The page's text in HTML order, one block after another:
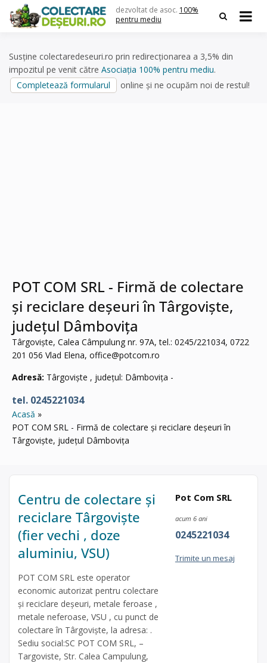
content
dezvoltat de asoc. 100%
pentru mediu
Susține colectaredeseuri.ro prin redirecționarea a 3,5% din
impozitul pe venit către Asociația 100% pentru mediu.
Completează formularul
online și ne ocupăm noi de restul!
POT COM SRL - Firmă de colectare
și reciclare deșeuri în Târgoviște,
județul Dâmbovița
Târgoviște, Calea Câmpulung nr. 97A, tel.: 0245/221034, 0722
201 056 Vlad Elena, office@potcom.ro
Adresă: Târgoviște , județul: Dâmbovița -
tel. 0245221034
Acasă
POT COM SRL - Firmă de colectare și reciclare deșeuri în
Târgoviște, județul Dâmbovița
Centru de colectare și
reciclare Târgoviște
(fier vechi , doze
aluminiu, VSU)
POT COM SRL este operator
economic autorizat pentru colectare
și reciclare deșeuri, metale feroase ,
metale neferoase, VSU , cu punct de
colectare în Târgoviște, la adresa: .
Sediu social:SC POT COM SRL, –
Targoviste, Str. Calea Campulung,
Pot Com SRL
acum 6 ani
0245221034
Trimite un mesaj